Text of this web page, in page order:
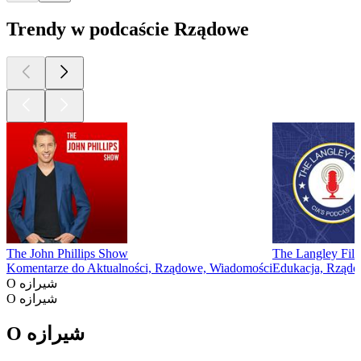
Trendy w podcaście Rządowe
The John Phillips Show
Komentarze do Aktualności, Rządowe, Wiadomości
The Langley
Edukacja,
O شیرازه
O شیرازه
O شیرازه